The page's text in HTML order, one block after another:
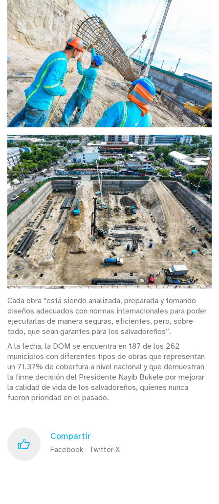
Cada obra “está siendo analizada, preparada y tomando
diseños adecuados con normas internacionales para poder
ejecutarlas de manera seguras, eficientes, pero, sobre
todo, que sean garantes para los salvadoreños”.
A la fecha, la DOM se encuentra en 187 de los 262
municipios con diferentes tipos de obras que representan
un 71.37% de cobertura a nivel nacional y que demuestran
la firme decisión del Presidente Nayib Bukele por mejorar
la calidad de vida de los salvadoreños, quienes nunca
fueron prioridad en el pasado.
Compartir
Facebook Twitter X